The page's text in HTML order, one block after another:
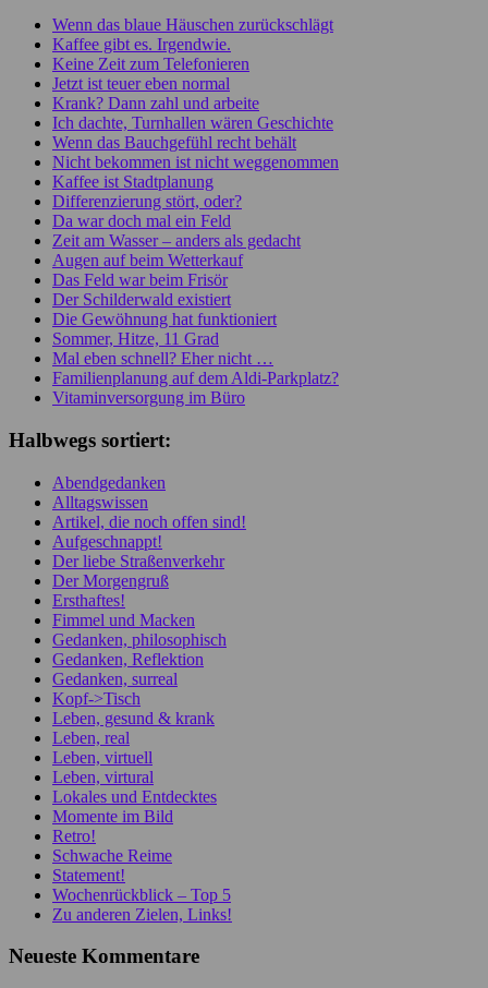
Wenn das blaue Häuschen zurückschlägt
Kaffee gibt es. Irgendwie.
Keine Zeit zum Telefonieren
Jetzt ist teuer eben normal
Krank? Dann zahl und arbeite
Ich dachte, Turnhallen wären Geschichte
Wenn das Bauchgefühl recht behält
Nicht bekommen ist nicht weggenommen
Kaffee ist Stadtplanung
Differenzierung stört, oder?
Da war doch mal ein Feld
Zeit am Wasser – anders als gedacht
Augen auf beim Wetterkauf
Das Feld war beim Frisör
Der Schilderwald existiert
Die Gewöhnung hat funktioniert
Sommer, Hitze, 11 Grad
Mal eben schnell? Eher nicht …
Familienplanung auf dem Aldi-Parkplatz?
Vitaminversorgung im Büro
Halbwegs sortiert:
Abendgedanken
Alltagswissen
Artikel, die noch offen sind!
Aufgeschnappt!
Der liebe Straßenverkehr
Der Morgengruß
Ersthaftes!
Fimmel und Macken
Gedanken, philosophisch
Gedanken, Reflektion
Gedanken, surreal
Kopf->Tisch
Leben, gesund & krank
Leben, real
Leben, virtuell
Leben, virtural
Lokales und Entdecktes
Momente im Bild
Retro!
Schwache Reime
Statement!
Wochenrückblick – Top 5
Zu anderen Zielen, Links!
Neueste Kommentare